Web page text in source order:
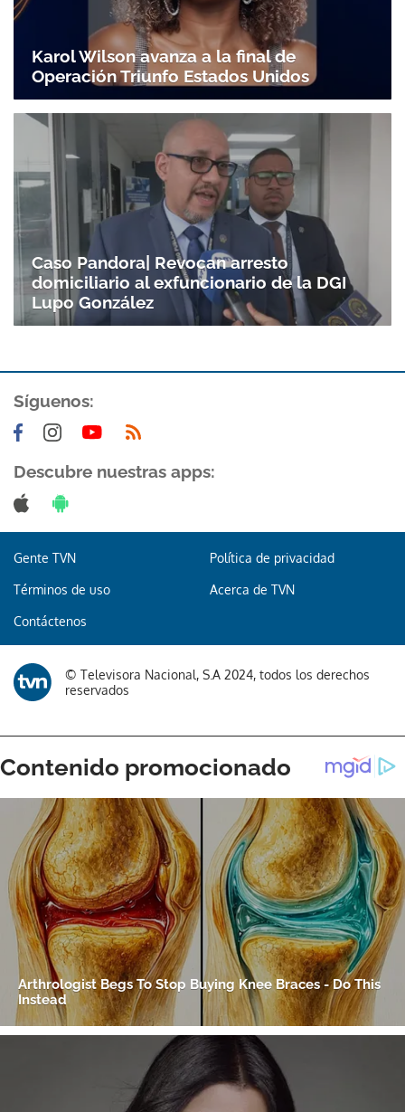
Karol Wilson avanza a la final de
Operación Triunfo Estados Unidos
Caso Pandora| Revocan arresto
domiciliario al exfuncionario de la DGI
Lupo González
Síguenos:
Descubre nuestras apps:
Gente TVN Política de privacidad
Términos de uso Acerca de TVN
Contáctenos
© Televisora Nacional, S.A 2024, todos los derechos
reservados